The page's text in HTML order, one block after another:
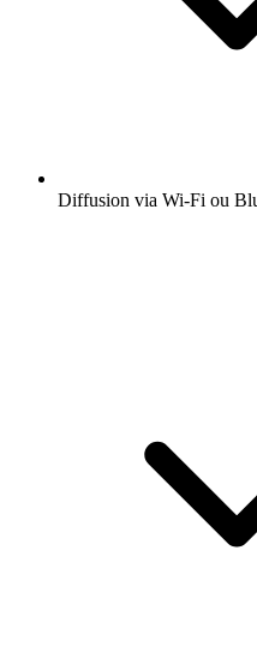
Diffusion via Wi-Fi ou